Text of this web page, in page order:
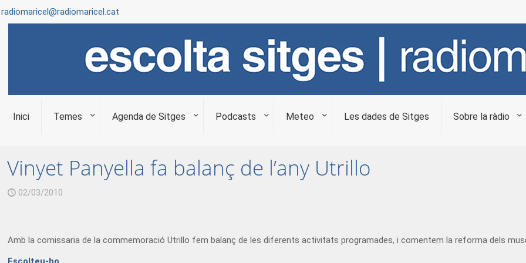
radiomaricel@radiomaricel.cat
Inici Temes Agenda de Sitges Podcasts Meteo Les dades de Sitges Sobre la ràdio
Vinyet Panyella fa balanç de l’any Utrillo
02/03/2010
Amb la comissaria de la commemoració Utrillo fem balanç de les diferents activitats programades, i comentem la reforma dels